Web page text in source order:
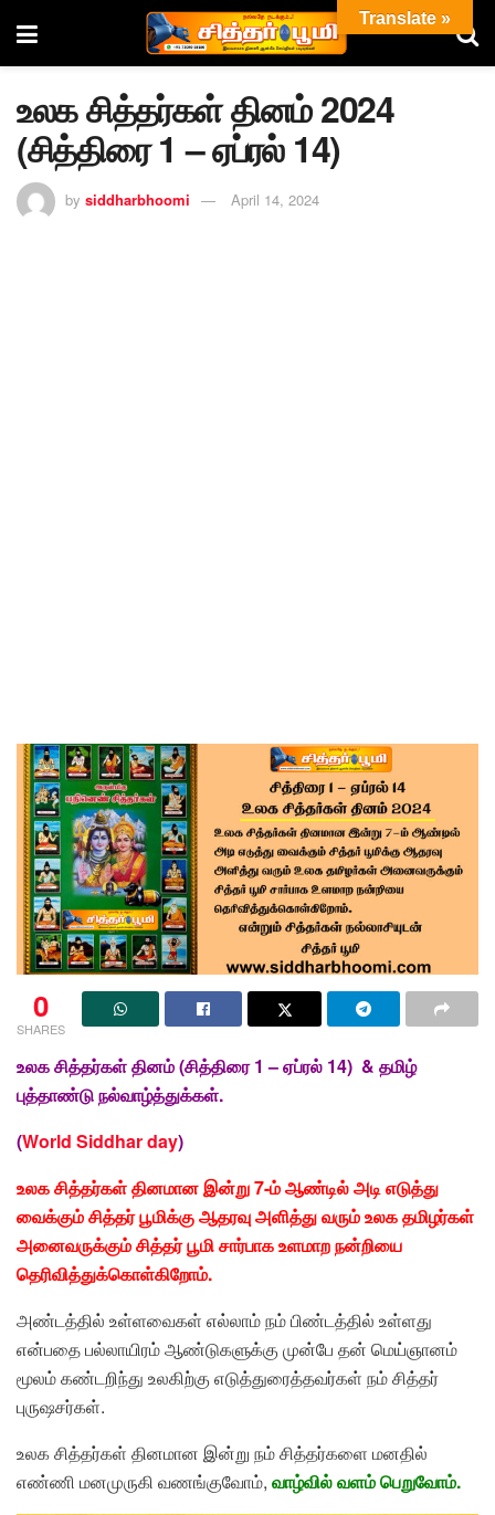
உலக சித்தர்கள் தினம் 2024
(சித்திரை 1 – ஏப்ரல் 14)
by siddharbhoomi April 14, 2024
0
SHARES
உலக சித்தர்கள் தினம் (சித்திரை 1 – ஏப்ரல் 14) & தமிழ்
புத்தாண்டு நல்வாழ்த்துக்கள்.
(World Siddhar day)
உலக சித்தர்கள் தினமான இன்று 7-ம் ஆண்டில் அடி எடுத்து
வைக்கும் சித்தர் பூமிக்கு ஆதரவு அளித்து வரும் உலக தமிழர்கள்
அனைவருக்கும் சித்தர் பூமி சார்பாக உளமாற நன்றியை
தெரிவித்துக்கொள்கிறோம்.
அண்டத்தில் உள்ளவைகள் எல்லாம் நம் பிண்டத்தில் உள்ளது
என்பதை பல்லாயிரம் ஆண்டுகளுக்கு முன்பே தன் மெய்ஞானம்
மூலம் கண்டறிந்து உலகிற்கு எடுத்துரைத்தவர்கள் நம் சித்தர்
புருஷசர்கள்.
உலக சித்தர்கள் தினமான இன்று நம் சித்தர்களை மனதில்
எண்ணி மனமுருகி வணங்குவோம், வாழ்வில் வளம் பெறுவோம்.
Translate »